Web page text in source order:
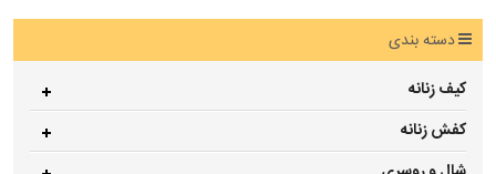
دسته بندی
کیف زنانه
کفش زنانه